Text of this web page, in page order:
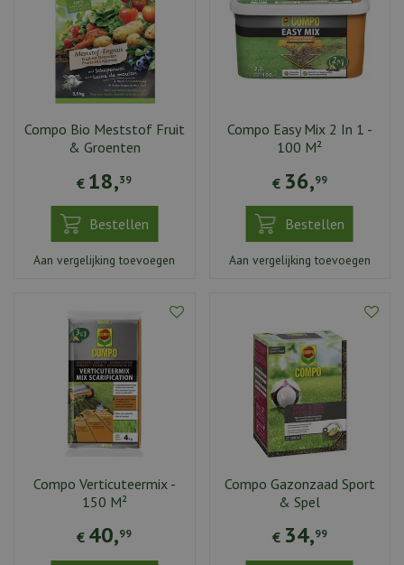
Compo Bio Meststof Fruit
& Groenten
€ 18,39
Bestellen
Aan vergelijking toevoegen
Compo Easy Mix 2 In 1 -
100 M²
€ 36,99
Bestellen
Aan vergelijking toevoegen
Compo Verticuteermix -
150 M²
€ 40,99
Compo Gazonzaad Sport
& Spel
€ 34,99